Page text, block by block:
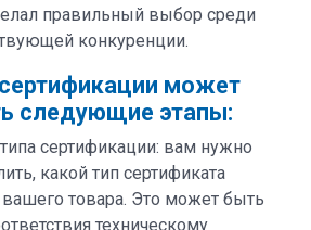
правильный выбор среди
конкуренции.
может
следующие этапы:
сертификации: вам нужно
какой тип сертификата
вашего товара. Это может быть
техническому